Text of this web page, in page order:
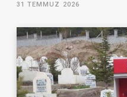
31 TEMMUZ 2026